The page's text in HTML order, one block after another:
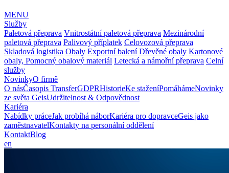
MENU
Služby
Paletová přeprava Vnitrostátní paletová přeprava Mezinárodní
paletová přeprava Palivový příplatek Celovozová přeprava
Skladová logistika Obaly Exportní balení Dřevěné obaly Kartonové
obaly, Pomocný obalový materiál Letecká a námořní přeprava Celní
služby
NovinkyO firmě
O násČasopis TransferGDPRHistorieKe staženíPomáhámeNovinky
ze světa GeisUdržitelnost & Odpovědnost
Kariéra
Nabídky práceJak probíhá náborKariéra pro dopravceGeis jako
zaměstnavatelKontakty na personální oddělení
KontaktBlog
en